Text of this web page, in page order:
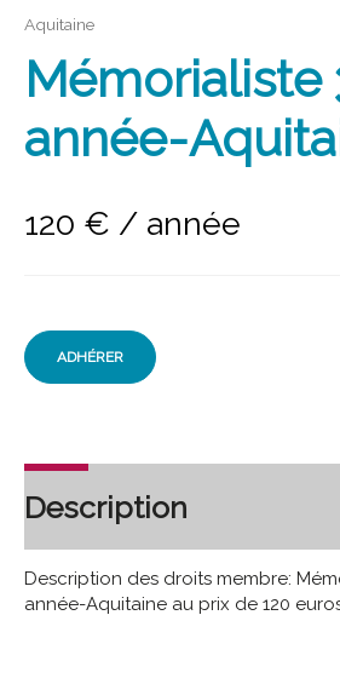
Aquitaine
Mémorialiste
année-
120 € / année
ADHÉRER
Description
Description des droits membre:
année-Aquitaine au prix de 120